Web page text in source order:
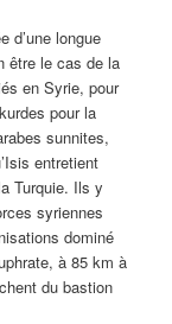
d’une longue
être le cas de la
en Syrie, pour
pour la
sunnites,
entretient
Turquie. Ils y
syriennes
dominé
à 85 km à
du bastion